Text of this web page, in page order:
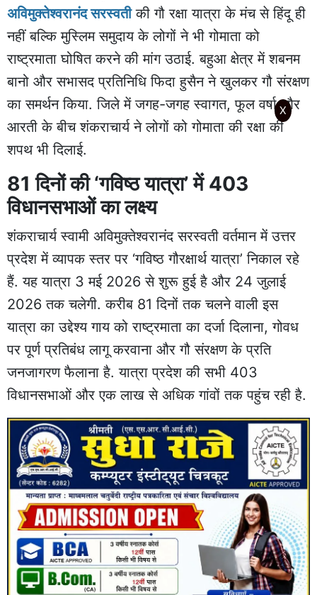
अविमुक्तेश्वरानंद सरस्वतीकी गौ रक्षा यात्रा के मंच से हिंदू ही
नहीं बल्कि मुस्लिम समुदाय के लोगों ने भी गोमाता को
राष्ट्रमाता घोषित करने की मांग उठाई. बहुआ क्षेत्र में शबनम
बानो और सभासद प्रतिनिधि फिदा हुसैन ने खुलकर गौ संरक्षण
का समर्थन किया. जिले में जगह-जगह स्वागत, फूल वर्षा और
आरती के बीच शंकराचार्य ने लोगों को गोमाता की रक्षा की
शपथ भी दिलाई.
81 दिनों की ‘गविष्ठ यात्रा’ में 403
विधानसभाओं का लक्ष्य
शंकराचार्य स्वामी अविमुक्तेश्वरानंद सरस्वती वर्तमान में उत्तर
प्रदेश में व्यापक स्तर पर ‘गविष्ठ गौरक्षार्थ यात्रा’ निकाल रहे
हैं. यह यात्रा 3 मई 2026 से शुरू हुई है और 24 जुलाई
2026 तक चलेगी. करीब 81 दिनों तक चलने वाली इस
यात्रा का उद्देश्य गाय को राष्ट्रमाता का दर्जा दिलाना, गोवध
पर पूर्ण प्रतिबंध लागू करवाना और गौ संरक्षण के प्रति
जनजागरण फैलाना है. यात्रा प्रदेश की सभी 403
विधानसभाओं और एक लाख से अधिक गांवों तक पहुंच रही है.
X